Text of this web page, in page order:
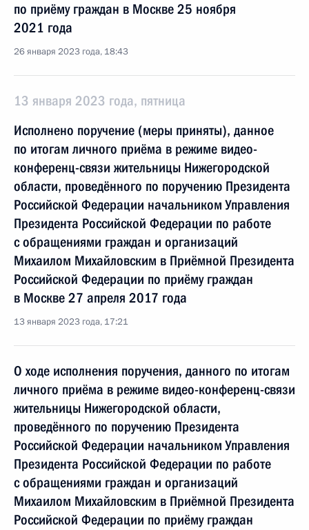
по приёму граждан в Москве 25 ноября
2021 года
26 января 2023 года, 18:43
13 января 2023 года, пятница
Исполнено поручение (меры приняты), данное
по итогам личного приёма в режиме видео-
конференц-связи жительницы Нижегородской
области, проведённого по поручению Президента
Российской Федерации начальником Управления
Президента Российской Федерации по работе
с обращениями граждан и организаций
Михаилом Михайловским в Приёмной Президента
Российской Федерации по приёму граждан
в Москве 27 апреля 2017 года
13 января 2023 года, 17:21
О ходе исполнения поручения, данного по итогам
личного приёма в режиме видео-конференц-связи
жительницы Нижегородской области,
проведённого по поручению Президента
Российской Федерации начальником Управления
Президента Российской Федерации по работе
с обращениями граждан и организаций
Михаилом Михайловским в Приёмной Президента
Российской Федерации по приёму граждан